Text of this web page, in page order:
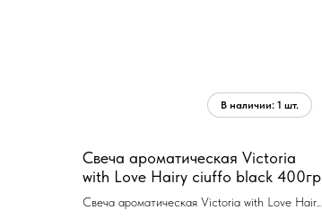
Свеча ароматическая Victoria
with Love Hairy ciuffo black 400гр
Свеча ароматическая Victoria with Love Hairy